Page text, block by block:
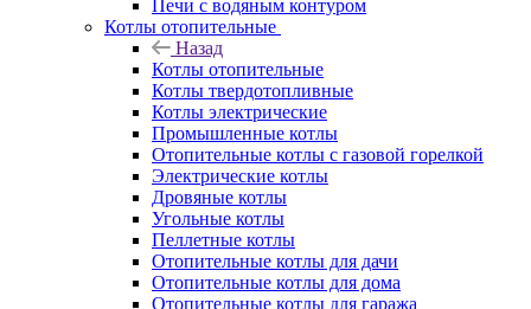
Печи с водяным контуром
Котлы отопительные
Назад
Котлы отопительные
Котлы твердотопливные
Котлы электрические
Промышленные котлы
Отопительные котлы с газовой горелкой
Электрические котлы
Дровяные котлы
Угольные котлы
Пеллетные котлы
Отопительные котлы для дачи
Отопительные котлы для дома
Отопительные котлы для гаража